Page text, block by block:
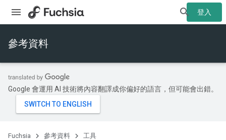
登入
參考資料
Google 會運用 AI 技術將內容翻譯成你偏好的語言，但可能會出錯。
Fuchsia 參考資料 工具